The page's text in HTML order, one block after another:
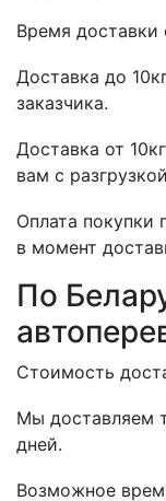
Время доставки
Доставка до
заказчика.
Доставка от
вам с
Оплата покупки
в момент
По
Стоимость
Мы доставляем
дней.
Возможное